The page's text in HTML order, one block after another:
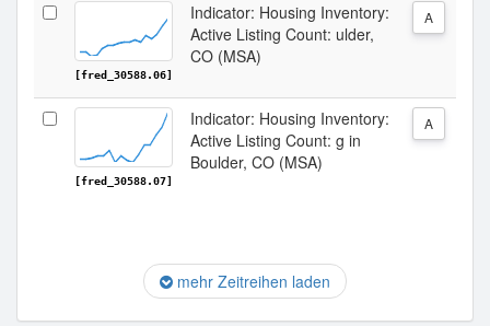
[fred_30588.06]
Indicator: Housing Inventory:
Active Listing Count: ulder,
CO (MSA)
A
[fred_30588.07]
Indicator: Housing Inventory:
Active Listing Count: g in
Boulder, CO (MSA)
A
mehr Zeitreihen laden